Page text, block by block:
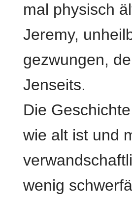
mal physisch
Jeremy,
gezwungen,
Jenseits.
Die
wie alt ist und
wenig